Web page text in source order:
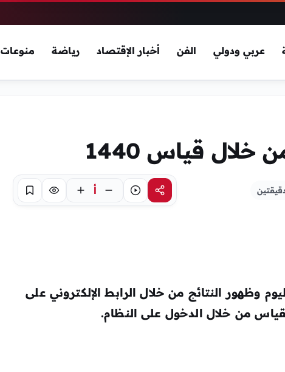
عربي ودولي الفن أخبار الإقتصاد رياضة منوعات
خلال قياس 1440
مشاركةاستماع أ تركيز حفظ
وظهور النتائج من خلال الرابط الإلكتروني على
من خلال الدخول على النظام.